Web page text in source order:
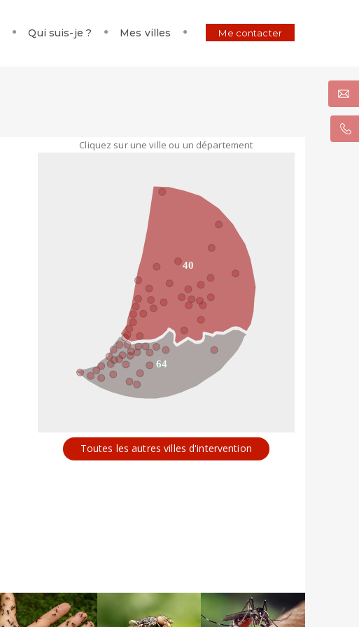
Qui suis-je ? Mes villes Me contacter
Cliquez sur une ville ou un département
64
40
Toutes les autres villes d'intervention